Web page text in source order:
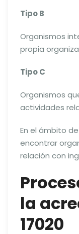
Tipo B
Organismos
propia
Tipo C
Organismos
actividades
En el ámbito
encontrar
relación con
la
17020